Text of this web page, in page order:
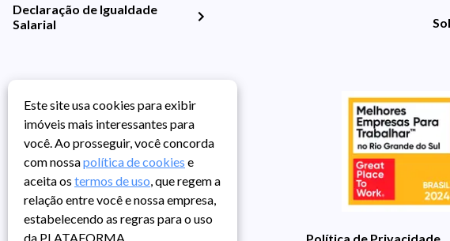
Declaração de Igualdade
Salarial
Política de Privacidade
Este site usa cookies para exibir
imóveis mais interessantes para
você. Ao prosseguir, você concorda
com nossapolítica de cookies e
aceita os termos de uso, que regem a
relação entre você e nossa empresa,
estabelecendo as regras para o uso
da PLATAFORMA.